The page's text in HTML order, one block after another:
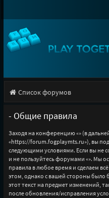
Список форумов
- Общие правила
Заходя на конференцию «» (в
«https://forum.fogplaymts.ru»), вы
следующими условиями. Если вы не
и не пользуйтесь форумами «». Мы
правила в любое время и сделаем
этом, однако с вашей стороны
этот текст на предмет изменений,
после обновления/исправления